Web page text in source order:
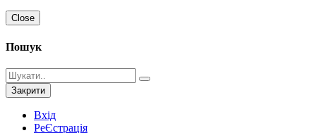
Close
Пошук
Закрити
Вхід
РеЄстрація